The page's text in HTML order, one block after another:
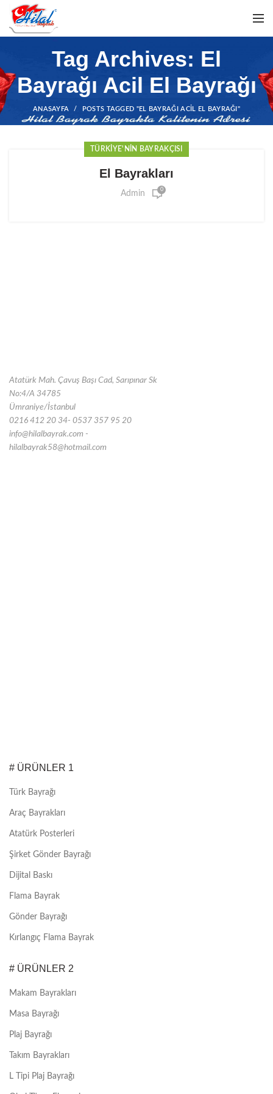
Tag Archives: El
Bayrağı Acil El Bayrağı
ANASAYFA POSTS TAGGED "EL BAYRAĞI ACIL EL BAYRAĞI"
TÜRKIYE'NIN BAYRAKÇISI
El Bayrakları
Admin 0
Atatürk Mah. Çavuş Başı Cad, Sarıpınar Sk
No:4/A 34785
Ümraniye/İstanbul
0216 412 20 34- 0537 357 95 20
info@hilalbayrak.com -
hilalbayrak58@hotmail.com
# ÜRÜNLER 1
Türk Bayrağı
Araç Bayrakları
Atatürk Posterleri
Şirket Gönder Bayrağı
Dijital Baskı
Flama Bayrak
Gönder Bayrağı
Kırlangıç Flama Bayrak
# ÜRÜNLER 2
Makam Bayrakları
Masa Bayrağı
Plaj Bayrağı
Takım Bayrakları
L Tipi Plaj Bayrağı